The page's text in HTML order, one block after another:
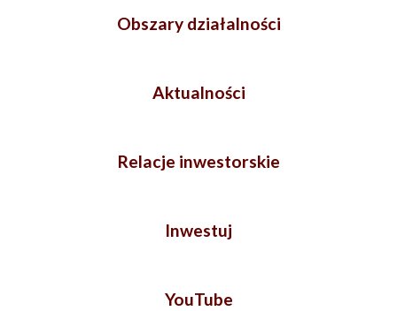
Obszary działalności
Aktualności
Relacje inwestorskie
Inwestuj
YouTube